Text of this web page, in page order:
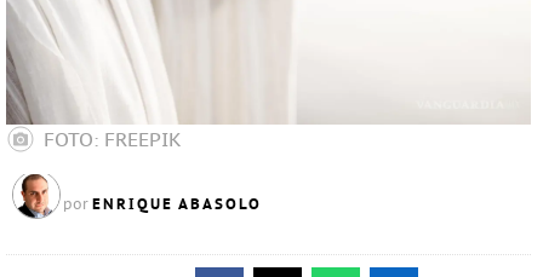
FOTO: FREEPIK
por ENRIQUE ABASOLO